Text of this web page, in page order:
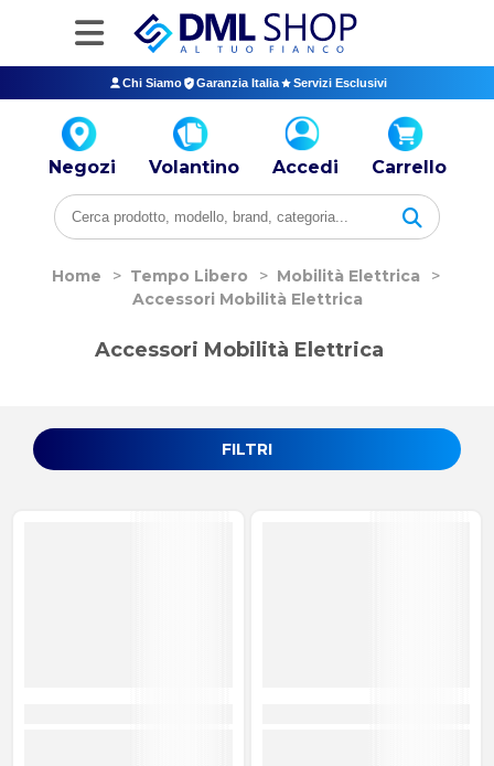
Chi Siamo Garanzia Italia Servizi Esclusivi
Negozi Volantino Accedi Carrello
Home > Tempo Libero > Mobilità Elettrica
>
Accessori Mobilità Elettrica
FILTRI
Accessori Mobilità Elettrica